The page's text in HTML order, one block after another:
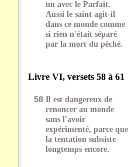
un avec le Parfait.
Aussi le saint agit-il
dans ce monde comme
si rien n'était séparé
par la mort du péché.
Livre VI, versets 58 à 61
58 Il est dangereux de
renoncer au monde
sans l'avoir
expérimenté, parce que
la tentation subsiste
longtemps encore.